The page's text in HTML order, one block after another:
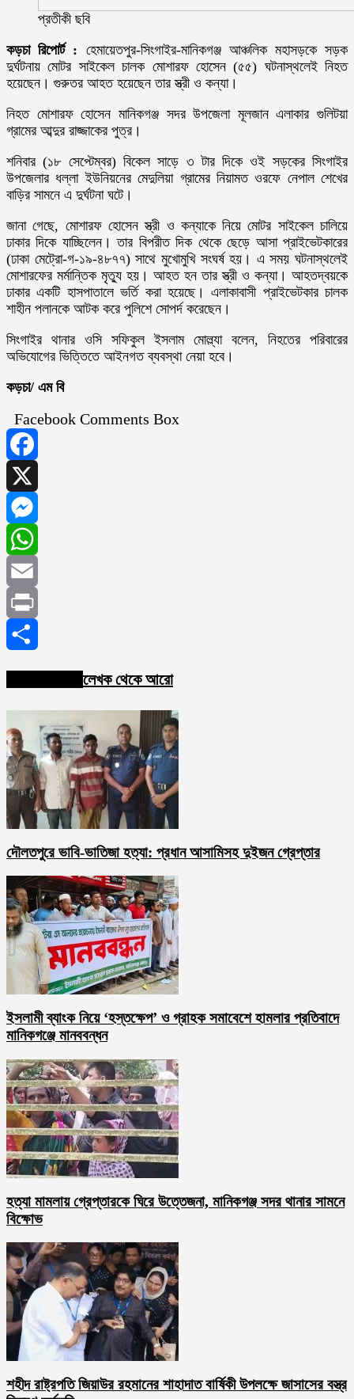
প্রতীকী ছবি
কড়চা রিপোর্ট : হেমায়েতপুর-সিংগাইর-মানিকগঞ্জ আঞ্চলিক মহাসড়কে সড়ক
দুর্ঘটনায় মোটর সাইকেল চালক মোশারফ হোসেন (৫৫) ঘটনাস্থলেই নিহত
হয়েছেন। গুরুতর আহত হয়েছেন তার স্ত্রী ও কন্যা।
নিহত মোশারফ হোসেন মানিকগঞ্জ সদর উপজেলা মূলজান এলাকার গুলিটয়া
গ্রামের আব্দুর রাজ্জাকের পুত্র।
শনিবার (১৮ সেপ্টেম্বর) বিকেল সাড়ে ৩ টার দিকে ওই সড়কের সিংগাইর
উপজেলার ধল্লা ইউনিয়নের মেদুলিয়া গ্রামের নিয়ামত ওরফে নেপাল শেখের
বাড়ির সামনে এ দুর্ঘটনা ঘটে।
জানা গেছে, মোশারফ হোসেন স্ত্রী ও কন্যাকে নিয়ে মোটর সাইকেল চালিয়ে
ঢাকার দিকে যাচ্ছিলেন। তার বিপরীত দিক থেকে ছেড়ে আসা প্রাইভেটকারের
(ঢাকা মেট্রো-গ-১৯-৪৮৭৭) সাথে মুখোমুখি সংঘর্ষ হয়। এ সময় ঘটনাস্থলেই
মোশারফের মর্মান্তিক মৃত্যু হয়। আহত হন তার স্ত্রী ও কন্যা। আহতদ্বয়কে
ঢাকার একটি হাসপাতালে ভর্তি করা হয়েছে। এলাকাবাসী প্রাইভেটকার চালক
শাহীন পলানকে আটক করে পুলিশে সোপর্দ করেছেন।
সিংগাইর থানার ওসি সফিকুল ইসলাম মোল্ল্যা বলেন, নিহতের পরিবারের
অভিযোগের ভিত্তিতে আইনগত ব্যবস্থা নেয়া হবে।
কড়চা/ এম বি
Facebook Comments Box
Facebook
X
Messenger
WhatsApp
Email
Print
লেখক থেকে আরো
দৌলতপুরে ভাবি-ভাতিজা হত্যা: প্রধান আসামিসহ দুইজন গ্রেপ্তার
ইসলামী ব্যাংক নিয়ে ‘হস্তক্ষেপ’ ও গ্রাহক সমাবেশে হামলার প্রতিবাদে
মানিকগঞ্জে মানববন্ধন
হত্যা মামলায় গ্রেপ্তারকে ঘিরে উত্তেজনা, মানিকগঞ্জ সদর থানার সামনে
বিক্ষোভ
শহীদ রাষ্ট্রপতি জিয়াউর রহমানের শাহাদাত বার্ষিকী উপলক্ষে জাসাসের বস্ত্র